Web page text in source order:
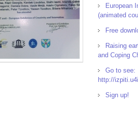
European
(animated
Free
Raising
and Coping
Go to see:
http://
Sign up!